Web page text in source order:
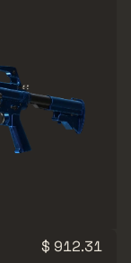
$ 912.31